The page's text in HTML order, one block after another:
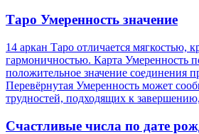
Таро Умеренность значение
14 аркан Таро отличается мягкостью,
гармоничностью. Карта Умеренность
положительное значение соединения
Перевёрнутая Умеренность может
трудностей, подходящих к
Счастливые числа по дате